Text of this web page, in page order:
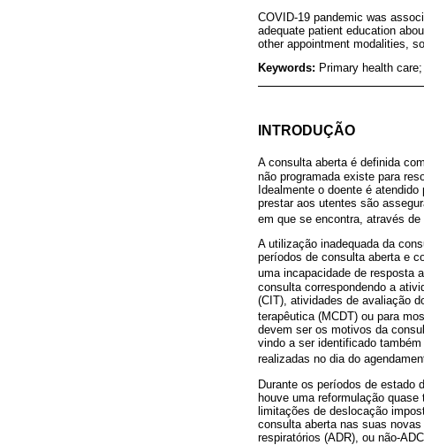
COVID-19 pandemic was
adequate patient education
other appointment modalities,
Keywords: Primary health
INTRODUÇÃO
A consulta aberta é definida
não programada existe para
Idealmente o doente é
prestar aos utentes são
em que se encontra, através
A utilização inadequada da
períodos de consulta aberta e
uma incapacidade de resposta
consulta correspondendo a
(CIT), atividades de avaliação
terapêutica (MCDT) ou para
devem ser os motivos da
vindo a ser identificado
realizadas no dia do
Durante os períodos de estado
houve uma reformulação
limitações de deslocação
consulta aberta nas suas
respiratórios (ADR), ou não-